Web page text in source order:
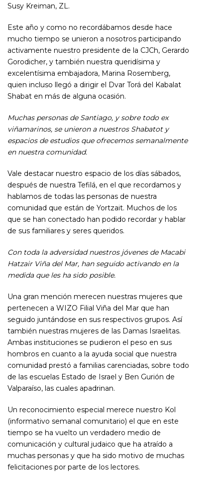
Susy Kreiman, ZL.
Este año y como no recordábamos desde hace
mucho tiempo se unieron a nosotros participando
activamente nuestro presidente de la CJCh, Gerardo
Gorodicher, y también nuestra queridísima y
excelentísima embajadora, Marina Rosemberg,
quien incluso llegó a dirigir el Dvar Torá del Kabalat
Shabat en más de alguna ocasión.
Muchas personas de Santiago, y sobre todo ex
viñamarinos, se unieron a nuestros Shabatot y
espacios de estudios que ofrecemos semanalmente
en nuestra comunidad.
Vale destacar nuestro espacio de los días sábados,
después de nuestra Tefilá, en el que recordamos y
hablamos de todas las personas de nuestra
comunidad que están de Yortzait. Muchos de los
que se han conectado han podido recordar y hablar
de sus familiares y seres queridos.
Con toda la adversidad nuestros jóvenes de Macabi
Hatzair Viña del Mar, han seguido activando en la
medida que les ha sido posible.
Una gran mención merecen nuestras mujeres que
pertenecen a WIZO Filial Viña del Mar que han
seguido juntándose en sus respectivos grupos. Así
también nuestras mujeres de las Damas Israelitas.
Ambas instituciones se pudieron el peso en sus
hombros en cuanto a la ayuda social que nuestra
comunidad prestó a familias carenciadas, sobre todo
de las escuelas Estado de Israel y Ben Gurión de
Valparaíso, las cuales apadrinan.
Un reconocimiento especial merece nuestro Kol
(informativo semanal comunitario) el que en este
tiempo se ha vuelto un verdadero medio de
comunicación y cultural judaico que ha atraído a
muchas personas y que ha sido motivo de muchas
felicitaciones por parte de los lectores.